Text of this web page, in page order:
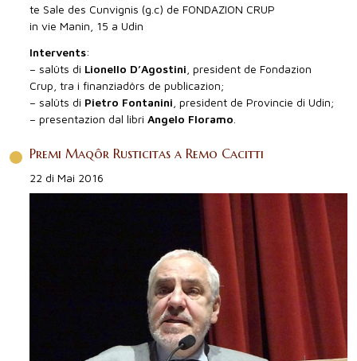
te Sale des Cunvignis (g.c) de FONDAZION CRUP
in vie Manin, 15 a Udin
Intervents:
– salûts di Lionello D’Agostini , president de Fondazion
Crup, tra i finanziadôrs de publicazion;
– salûts di Pietro Fontanini , president de Provincie di Udin;
– presentazion dal libri Angelo Floramo
Premi Maqôr Rusticitas a Remo Cacitti
22 di Mai 2016